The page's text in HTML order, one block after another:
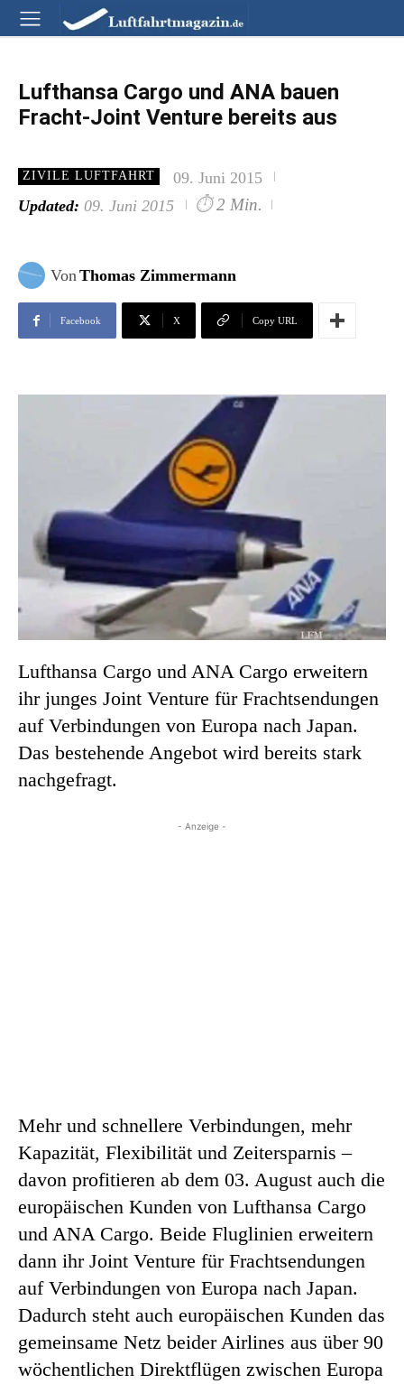
Lufthansa Cargo und ANA bauen
Fracht-Joint Venture bereits aus
ZIVILE LUFTFAHRT
09. Juni 2015
Updated: 09. Juni 2015 ⏱ 2 Min.
VonThomas Zimmermann
Facebook X Copy URL
Lufthansa Cargo und ANA Cargo erweitern
ihr junges Joint Venture für Frachtsendungen
auf Verbindungen von Europa nach Japan.
Das bestehende Angebot wird bereits stark
nachgefragt.
- Anzeige -
Mehr und schnellere Verbindungen, mehr
Kapazität, Flexibilität und Zeitersparnis –
davon profitieren ab dem 03. August auch die
europäischen Kunden von Lufthansa Cargo
und ANA Cargo. Beide Fluglinien erweitern
dann ihr Joint Venture für Frachtsendungen
auf Verbindungen von Europa nach Japan.
Dadurch steht auch europäischen Kunden das
gemeinsame Netz beider Airlines aus über 90
wöchentlichen Direktflügen zwischen Europa